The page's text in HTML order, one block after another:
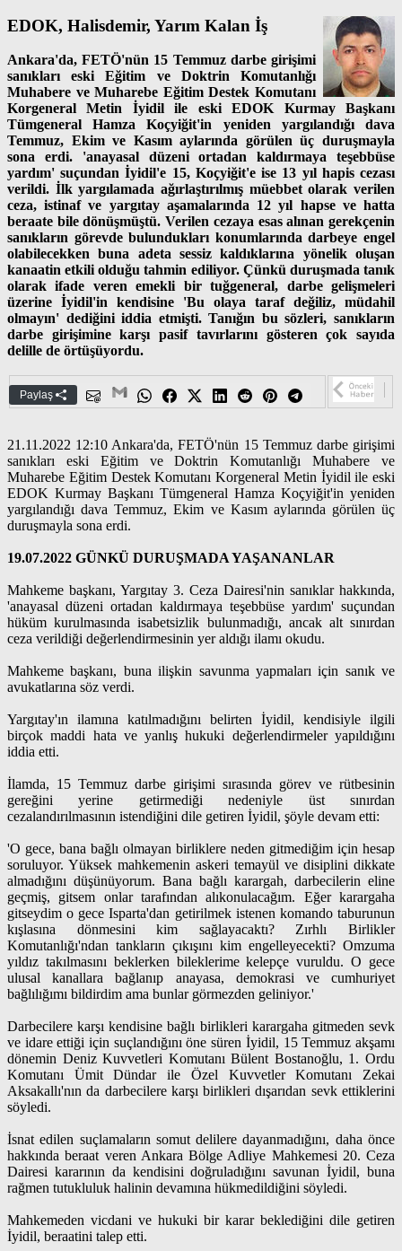
EDOK, Halisdemir, Yarım Kalan İş
Ankara'da, FETÖ'nün 15 Temmuz darbe girişimi
sanıkları eski Eğitim ve Doktrin Komutanlığı
Muhabere ve Muharebe Eğitim Destek Komutanı
Korgeneral Metin İyidil ile eski EDOK Kurmay Başkanı
Tümgeneral Hamza Koçyiğit'in yeniden yargılandığı dava
Temmuz, Ekim ve Kasım aylarında görülen üç duruşmayla
sona erdi. 'anayasal düzeni ortadan kaldırmaya teşebbüse
yardım' suçundan İyidil'e 15, Koçyiğit'e ise 13 yıl hapis cezası
verildi. İlk yargılamada ağırlaştırılmış müebbet olarak verilen
ceza, istinaf ve yargıtay aşamalarında 12 yıl hapse ve hatta
beraate bile dönüşmüştü. Verilen cezaya esas alınan gerekçenin
sanıkların görevde bulundukları konumlarında darbeye engel
olabilecekken buna adeta sessiz kaldıklarına yönelik oluşan
kanaatin etkili olduğu tahmin ediliyor. Çünkü duruşmada tanık
olarak ifade veren emekli bir tuğgeneral, darbe gelişmeleri
üzerine İyidil'in kendisine 'Bu olaya taraf değiliz, müdahil
olmayın' dediğini iddia etmişti. Tanığın bu sözleri, sanıkların
darbe girişimine karşı pasif tavırlarını gösteren çok sayıda
delille de örtüşüyordu.
Paylaş
21.11.2022 12:10 Ankara'da, FETÖ'nün 15 Temmuz darbe girişimi
sanıkları eski Eğitim ve Doktrin Komutanlığı Muhabere ve
Muharebe Eğitim Destek Komutanı Korgeneral Metin İyidil ile eski
EDOK Kurmay Başkanı Tümgeneral Hamza Koçyiğit'in yeniden
yargılandığı dava Temmuz, Ekim ve Kasım aylarında görülen üç
duruşmayla sona erdi.
19.07.2022 GÜNKÜ DURUŞMADA YAŞANANLAR
Mahkeme başkanı, Yargıtay 3. Ceza Dairesi'nin sanıklar hakkında,
'anayasal düzeni ortadan kaldırmaya teşebbüse yardım' suçundan
hüküm kurulmasında isabetsizlik bulunmadığı, ancak alt sınırdan
ceza verildiği değerlendirmesinin yer aldığı ilamı okudu.
Mahkeme başkanı, buna ilişkin savunma yapmaları için sanık ve
avukatlarına söz verdi.
Yargıtay'ın ilamına katılmadığını belirten İyidil, kendisiyle ilgili
birçok maddi hata ve yanlış hukuki değerlendirmeler yapıldığını
iddia etti.
İlamda, 15 Temmuz darbe girişimi sırasında görev ve rütbesinin
gereğini yerine getirmediği nedeniyle üst sınırdan
cezalandırılmasının istendiğini dile getiren İyidil, şöyle devam etti:
'O gece, bana bağlı olmayan birliklere neden gitmediğim için hesap
soruluyor. Yüksek mahkemenin askeri temayül ve disiplini dikkate
almadığını düşünüyorum. Bana bağlı karargah, darbecilerin eline
geçmiş, gitsem onlar tarafından alıkonulacağım. Eğer karargaha
gitseydim o gece Isparta'dan getirilmek istenen komando taburunun
kışlasına dönmesini kim sağlayacaktı? Zırhlı Birlikler
Komutanlığı'ndan tankların çıkışını kim engelleyecekti? Omzuma
yıldız takılmasını beklerken bileklerime kelepçe vuruldu. O gece
ulusal kanallara bağlanıp anayasa, demokrasi ve cumhuriyet
bağlılığımı bildirdim ama bunlar görmezden geliniyor.'
Darbecilere karşı kendisine bağlı birlikleri karargaha gitmeden sevk
ve idare ettiği için suçlandığını öne süren İyidil, 15 Temmuz akşamı
dönemin Deniz Kuvvetleri Komutanı Bülent Bostanoğlu, 1. Ordu
Komutanı Ümit Dündar ile Özel Kuvvetler Komutanı Zekai
Aksakallı'nın da darbecilere karşı birlikleri dışarıdan sevk ettiklerini
söyledi.
İsnat edilen suçlamaların somut delilere dayanmadığını, daha önce
hakkında beraat veren Ankara Bölge Adliye Mahkemesi 20. Ceza
Dairesi kararının da kendisini doğruladığını savunan İyidil, buna
rağmen tutukluluk halinin devamına hükmedildiğini söyledi.
Mahkemeden vicdani ve hukuki bir karar beklediğini dile getiren
İyidil, beraatini talep etti.